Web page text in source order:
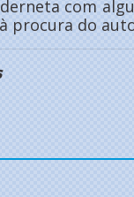
com
procura do